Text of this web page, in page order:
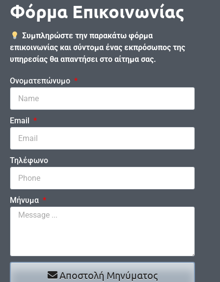
Φόρμα Επικοινωνίας
Συμπληρώστε την παρακάτω φόρμα
επικοινωνίας και σύντομα ένας εκπρόσωπος της
υπηρεσίας θα απαντήσει στο αίτημα σας.
Ονοματεπώνυμο
Email
Τηλέφωνο
Μήνυμα
Αποστολή Μηνύματος